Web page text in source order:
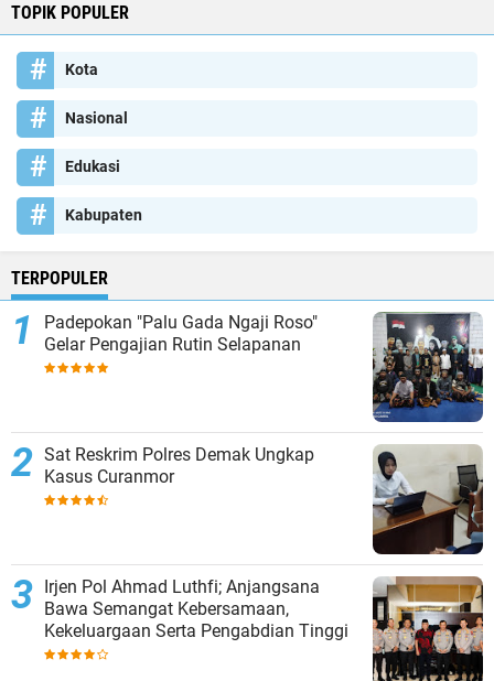
TOPIK POPULER
Kota
Nasional
Edukasi
Kabupaten
TERPOPULER
Padepokan "Palu Gada Ngaji Roso"
Gelar Pengajian Rutin Selapanan
Sat Reskrim Polres Demak Ungkap
Kasus Curanmor
Irjen Pol Ahmad Luthfi; Anjangsana
Bawa Semangat Kebersamaan,
Kekeluargaan Serta Pengabdian Tinggi